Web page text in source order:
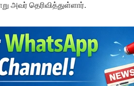
அவர் தெரிவித்துள்ளார்.